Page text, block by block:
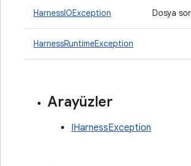
HarnessIOException Dosya
HarnessRuntimeException
Arayüzler
IHarnessException